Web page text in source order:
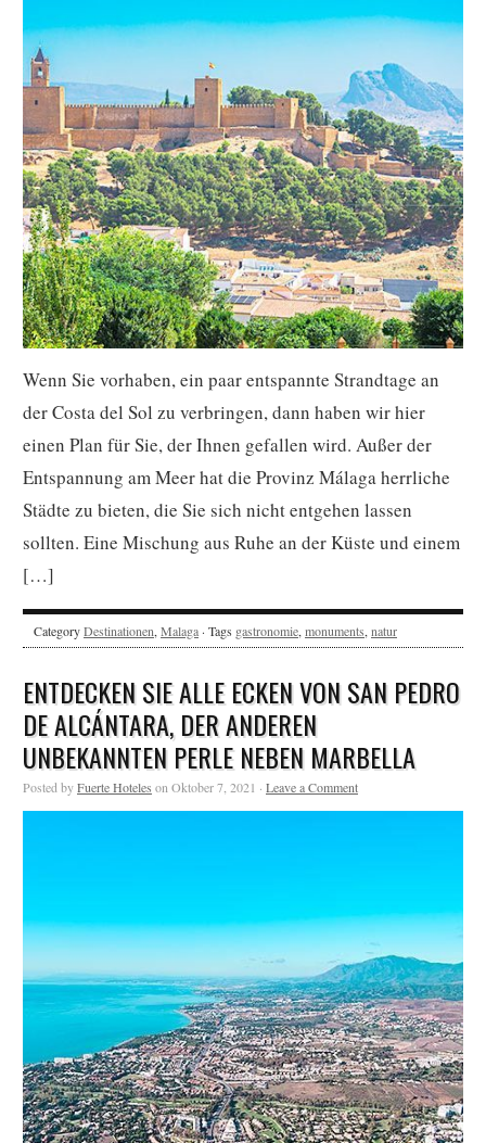
Wenn Sie vorhaben, ein paar entspannte Strandtage an
der Costa del Sol zu verbringen, dann haben wir hier
einen Plan für Sie, der Ihnen gefallen wird. Außer der
Entspannung am Meer hat die Provinz Málaga herrliche
Städte zu bieten, die Sie sich nicht entgehen lassen
sollten. Eine Mischung aus Ruhe an der Küste und einem
[…]
CategoryDestinationen, Malaga · Tags gastronomie, monuments, natur
ENTDECKEN SIE ALLE ECKEN VON SAN PEDRO
DE ALCÁNTARA, DER ANDEREN
UNBEKANNTEN PERLE NEBEN MARBELLA
Posted byFuerte Hoteles on Oktober 7, 2021 · Leave a Comment